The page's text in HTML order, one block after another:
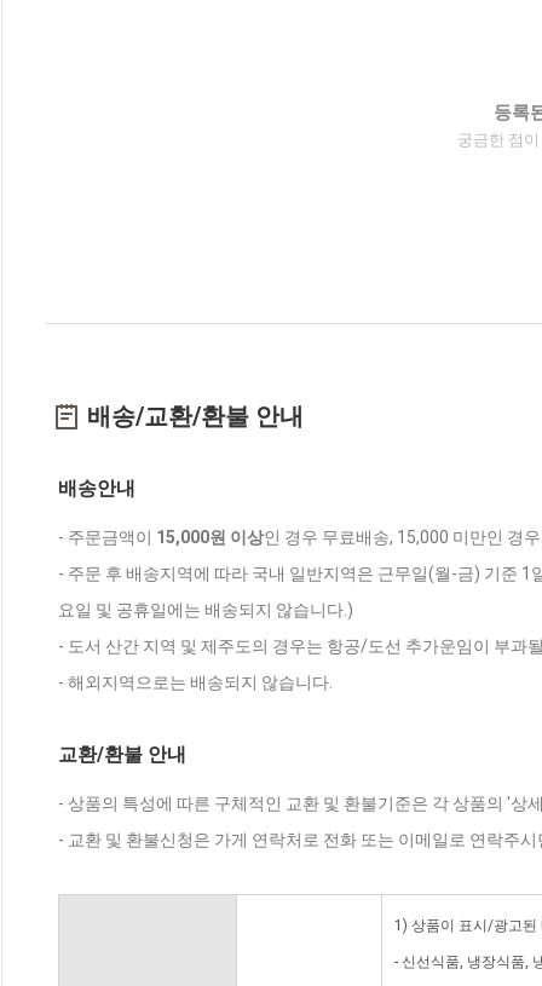
등록
궁금한 점
배송/교환/환불 안내
배송안내
- 주문금액이 15,000원 이상인 경우 무료배송, 15,000 미만인 경
- 주문 후 배송지역에 따라 국내 일반지역은 근무일(월-금) 기준
요일 및 공휴일에는 배송되지 않습니다.)
- 도서 산간 지역 및 제주도의 경우는 항공/도선 추가운임이 부과
- 해외지역으로는 배송되지 않습니다.
교환/환불 안내
- 상품의 특성에 따른 구체적인 교환 및 환불기준은 각 상품의 '상
- 교환 및 환불신청은 가게 연락처로 전화 또는 이메일로 연락주
1) 상품이 표시/광고된
- 신선식품, 냉장식품,